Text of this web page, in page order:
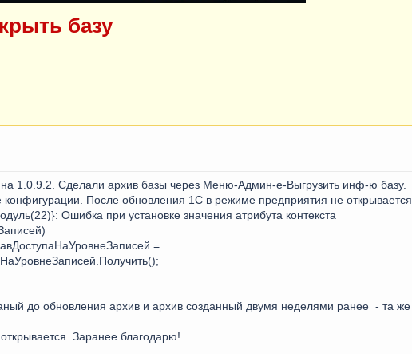
базу
1.0.9.2. Сделали архив базы через Меню-Админ-е-Выгрузить инф-ю базу.
После обновления 1С в режиме предприятия не открывается.
Ошибка при установке значения атрибута контекста
=
до обновления архив и архив созданный двумя неделями ранее - та же
Заранее благодарю!